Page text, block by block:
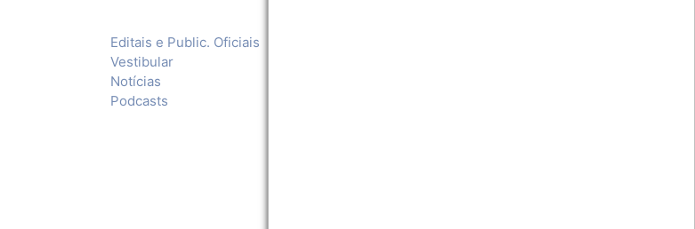
Editais e Public. Oficiais
Vestibular
Notícias
Podcasts